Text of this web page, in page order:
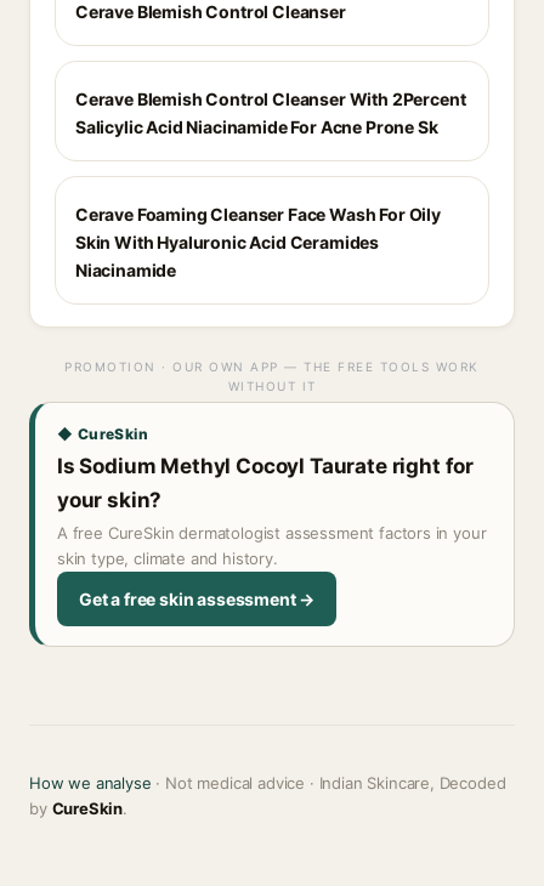
Cerave Blemish Control Cleanser
Cerave Blemish Control Cleanser With 2Percent
Salicylic Acid Niacinamide For Acne Prone Sk
Cerave Foaming Cleanser Face Wash For Oily
Skin With Hyaluronic Acid Ceramides
Niacinamide
PROMOTION · OUR OWN APP — THE FREE TOOLS WORK
WITHOUT IT
◆ CureSkin
Is Sodium Methyl Cocoyl Taurate right for
your skin?
A free CureSkin dermatologist assessment factors in your
skin type, climate and history.
Get a free skin assessment →
How we analyse · Not medical advice · Indian Skincare, Decoded
by CureSkin.